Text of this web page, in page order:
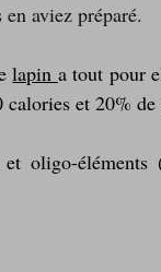
aviez préparé.
lapin a tout pour
et 20% de
oligo-éléments